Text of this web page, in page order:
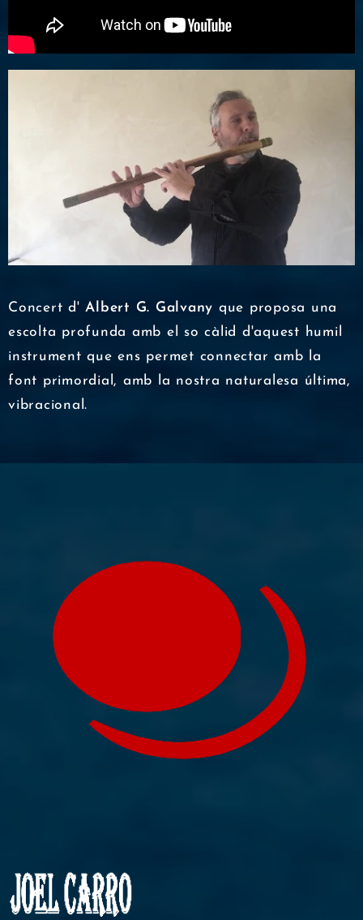
Concert d'Albert G. Galvany que proposa una
escolta profunda amb el so càlid d'aquest humil
instrument que ens permet connectar amb la
font primordial, amb la nostra naturalesa última,
vibracional.